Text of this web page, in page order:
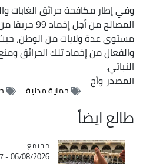
وفي إطار مكافحة حرائق الغابات
المصالح من أجل
مستوى عدة ولايات من الوطن، حيث
والفعال من إخماد تلك الحرائق
النباتي.
المصدروأج
حماية مدنية
طالع ايضاً
Catégorie
مجتمع
06/08/2026 - 21:27